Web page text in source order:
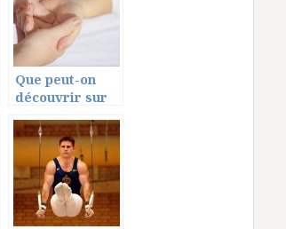
Que peut-on
découvrir sur
main?